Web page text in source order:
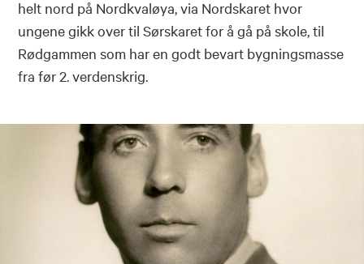
helt nord på Nordkvaløya, via Nordskaret hvor
ungene gikk over til Sørskaret for å gå på skole, til
Rødgammen som har en godt bevart bygningsmasse
fra før 2. verdenskrig.